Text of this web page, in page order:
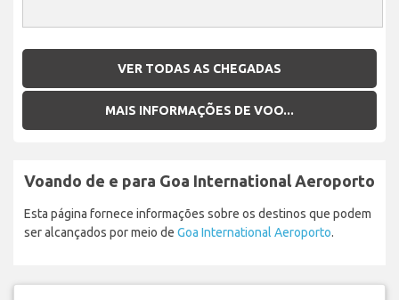
VER TODAS AS CHEGADAS
MAIS INFORMAÇÕES DE VOO...
Voando de e para Goa International Aeroporto
Esta página fornece informações sobre os destinos que podem
ser alcançados por meio de Goa International Aeroporto.